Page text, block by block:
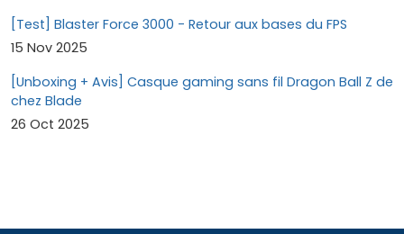
[Test] Blaster Force 3000 - Retour aux bases du FPS
15 Nov 2025
[Unboxing + Avis] Casque gaming sans fil Dragon Ball Z de
chez Blade
26 Oct 2025